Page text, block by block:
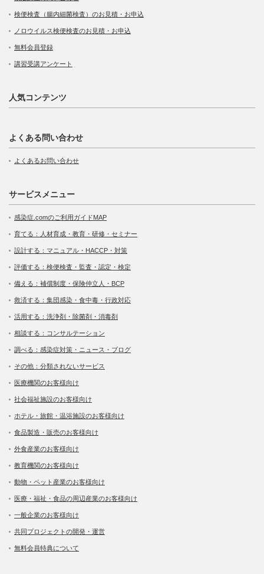
検便検査（腸内細菌検査）のお見積・お申込
ノロウイルス検便検査のお見積・お申込
無料会員登録
講習受講アンケート
人気コンテンツ
よくある問い合わせ
よくあるお問い合わせ
サービスメニュー
感染症.comのご利用ガイドMAP
育てる：人材育成・教育・研修・セミナー
設計する：マニュアル・HACCP・対策
評価する：検便検査・監査・認定・検定
備える：補償制度・保険仲立人・BCP
救済する：集団感染・食中毒・行政対応
活用する：洗浄剤・除菌剤・消毒剤
相談する：コンサルテーション
調べる：感染症対策・ニュース・ブログ
その他：分類されないサービス
医療機関のお客様向け
社会福祉施設のお客様向け
ホテル・旅館・温浴施設のお客様向け
食品製造・販売のお客様向け
外食産業のお客様向け
教育機関のお客様向け
動物・ペット産業のお客様向け
医療・福祉・食品の周辺産業のお客様向け
一般企業のお客様向け
共同プロジェクトの開発・運営
無料会員特典について